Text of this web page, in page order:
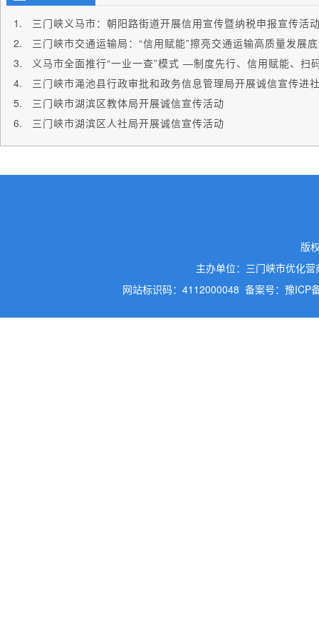
三门峡义马市：朝阳路街道开展信用宣传暨纳税申报宣传活
三门峡市交通运输局：“信用赋能”擦亮交通运输高质量发展
三门峡市渑池县行政审批和政务信息管理局开展诚信宣传进
三门峡市湖滨区教体局开展诚信宣传活动
三门峡市湖滨区人社局开展诚信宣传活动
版
主办单位：三门峡市优化
网站标识码：4112000048 备案号：豫ICP